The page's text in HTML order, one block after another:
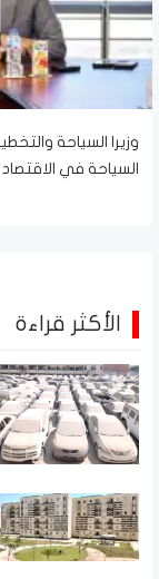
وزيرا السياحة
السياحة في
الأكثر قراءة